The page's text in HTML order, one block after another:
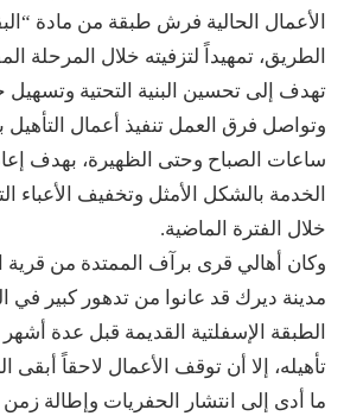
الأعمال الحالية فرش طبقة من مادة
الطريق، تمهيداً لتزفيته خلال المرحلة
تهدف إلى تحسين البنية التحتية وتسهيل
وتواصل فرق العمل تنفيذ أعمال
ساعات الصباح وحتى الظهيرة، بهدف
الخدمة بالشكل الأمثل وتخفيف الأعباء
خلال الفترة الماضية.
وكان أهالي قرى برآف الممتدة من قرية
مدينة ديرك قد عانوا من تدهور كبير في
الطبقة الإسفلتية القديمة قبل عدة
تأهيله، إلا أن توقف الأعمال لاحقاً
ما أدى إلى انتشار الحفريات وإطالة